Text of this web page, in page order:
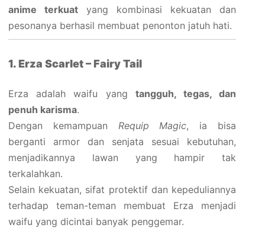
anime terkuat yang kombinasi kekuatan dan
pesonanya berhasil membuat penonton jatuh hati.
1. Erza Scarlet – Fairy Tail
Erza adalah waifu yang tangguh, tegas, dan
penuh karisma.
Dengan kemampuan Requip Magic, ia bisa
berganti armor dan senjata sesuai kebutuhan,
menjadikannya lawan yang hampir tak
terkalahkan.
Selain kekuatan, sifat protektif dan kepeduliannya
terhadap teman-teman membuat Erza menjadi
waifu yang dicintai banyak penggemar.